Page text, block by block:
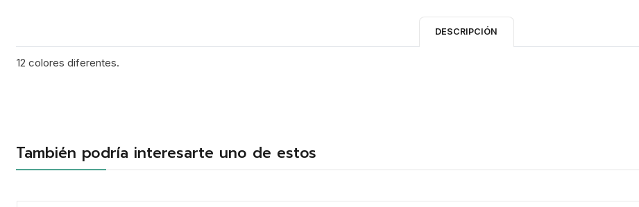
DESCRIPCIÓN
12 colores diferentes.
También podría interesarte uno de estos